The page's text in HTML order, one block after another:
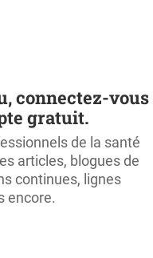
connectez-vous
gratuit.
de la santé
articles, blogues de
continues, lignes
encore.